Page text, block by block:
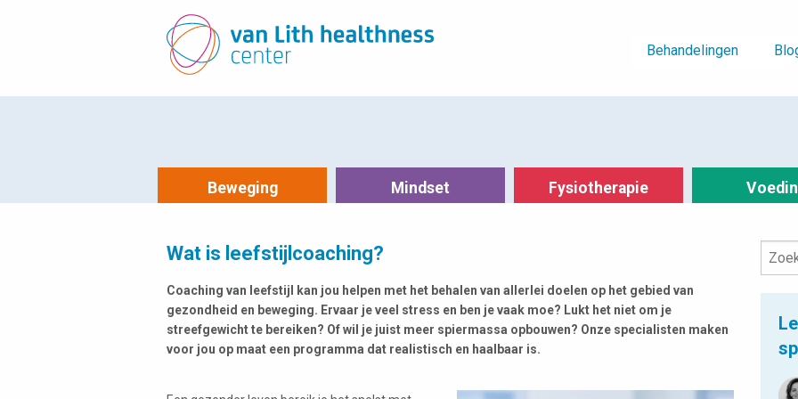
Behandelingen
Beweging Mindset Fysiotherapie
Wat is leefstijlcoaching?
Coaching van leefstijl kan jou helpen met het behalen van allerlei doelen op het gebied van
gezondheid en beweging. Ervaar je veel stress en ben je vaak moe? Lukt het niet om je
streefgewicht te bereiken? Of wil je juist meer spiermassa opbouwen? Onze specialisten maken
voor jou op maat een programma dat realistisch en haalbaar is.